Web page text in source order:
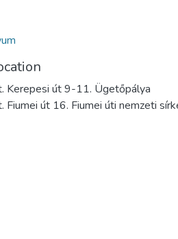
Kerepesi út 9-11. Ügetőpálya
Fiumei út 16. Fiumei úti nemzeti